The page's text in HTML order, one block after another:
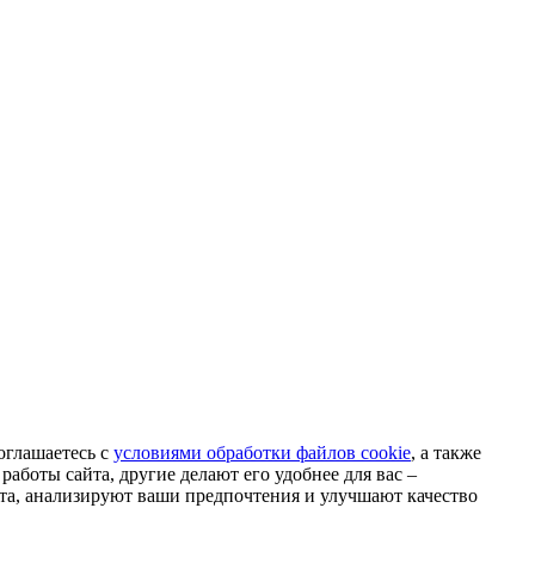
с условиями обработки файлов cookie, а также
сайта, другие делают его удобнее для вас –
анализируют ваши предпочтения и улучшают качество